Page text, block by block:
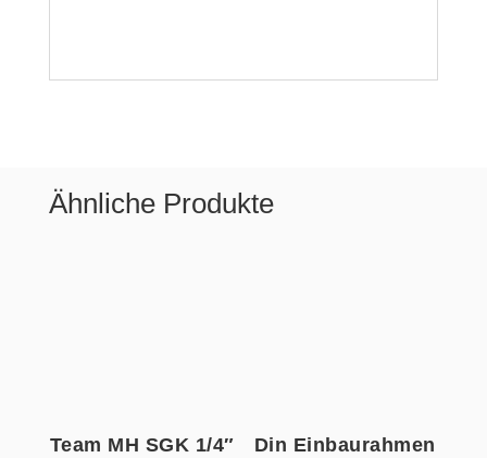
Ähnliche Produkte
Team MH SGK 1/4″
Din Einbaurahmen